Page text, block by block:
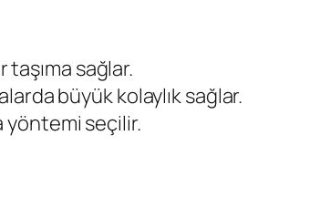
sağlar.
büyük kolaylık sağlar.
yöntemi seçilir.